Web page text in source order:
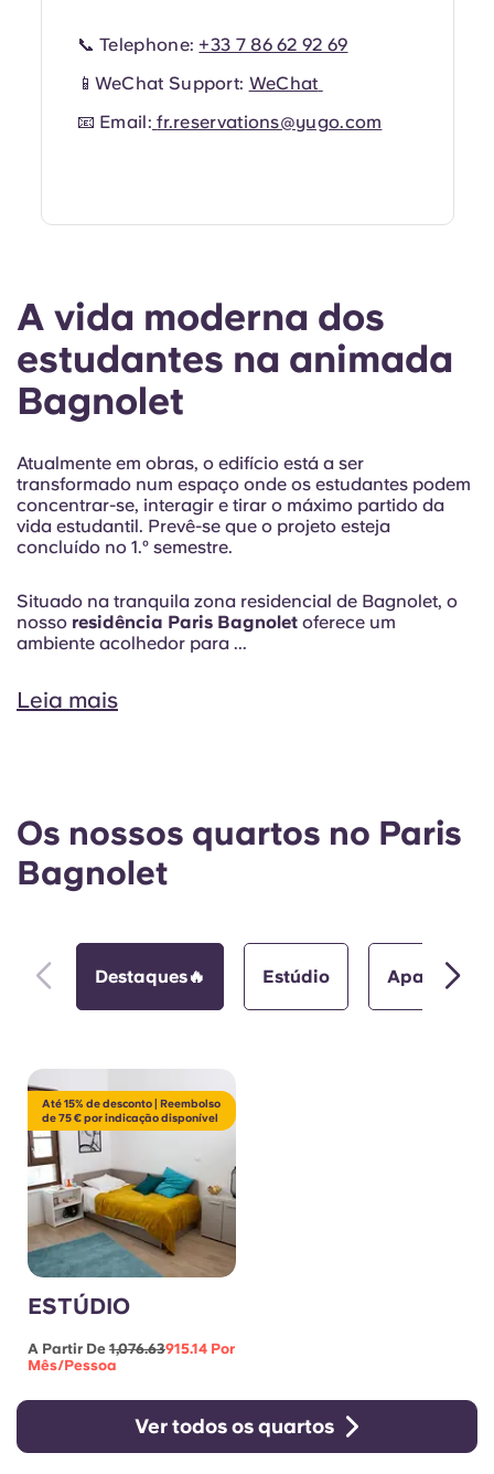
A vida moderna dos
estudantes na animada
Bagnolet
Atualmente em obras, o edifício está a ser
transformado num espaço onde os estudantes podem
concentrar-se, interagir e tirar o máximo partido da
vida estudantil. Prevê-se que o projeto esteja
concluído no 1.º semestre.
Situado na tranquila zona residencial de Bagnolet, o
nosso residência Paris Bagnolet oferece um
ambiente acolhedor para ...
Leia mais
Os nossos quartos no Paris
Bagnolet
Destaques🔥 Estúdio
Até 15% de desconto | Reembolso
de 75 € por indicação disponível
ESTÚDIO
A Partir De 1,076.63915.14 Por
Mês/pessoa
Ver todos os quartos
📞 Telephone:+33 7 86 62 92 69
📱WeChat Support: WeChat
📧 Email: fr.reservations@yugo.com